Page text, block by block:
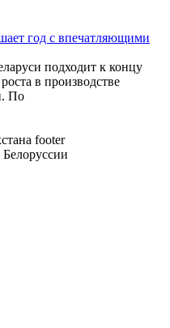
год с впечатляющими
подходит к концу
в производстве
По